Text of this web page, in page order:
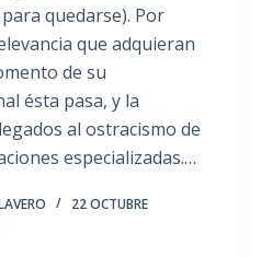
quedarse). Por
que adquieran
de su
ésta pasa, y la
al ostracismo de
especializadas.…
22 OCTUBRE